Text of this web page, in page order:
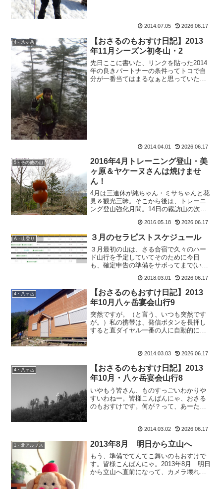
2014.07.05 2026.06.17
4・八ヶ岳
【おさるのもおすけ日記】2013
年11月シーズン初冬山・2
先日ここに書いた、リンクを貼った2014
年の良きパートナーの条件ってトコで自
分が一番当てはまるなぁと思っていた
2014.04.01 2026.06.17
5・その他の山
2016年4月トレーニング登山・美
ヶ原＆ヤケーヌさんは焼けませ
ん！
4月は三連休が純ちゃん・ミサちゃんと花
見＆観光三昧。そこから後は、トレーニ
ング登山強化月間。14日の霧訪山の次の
仕事帰りにラーメン食べに行ったりもし
て。（みゆきんぐもラーメン好き）松本
ではおおぼしが一番...
2016.05.18 2026.06.17
A・山登り ３月のセラピストスケジュール
３月最初の山は、さる合宿で久々のハー
ド山行を予定していてそのために今日
も、確定申告の準備をサボってまで(いい
たというのに。天気悪いって言うんだも
んなぁ。雪崩が怖い季節だから、ムリは
禁物。せめて山が中止な...
2018.03.01 2026.06.17
4・八ヶ岳
【おさるのもおすけ日記】2013
年10月八ヶ岳宴会山行9
突然ですが。（と言う、いつも突然です
が。）私の携帯は、発信ボタンを長押し
すると直ダイヤル一番の人に自動的にか
because何故なら。山で滑落とか道迷い
とか遭難した時に、も：...
2014.03.03 2026.06.17
4・八ヶ岳
【おさるのもおすけ日記】2013
年10月・八ヶ岳宴会山行8
いやもう皆さん、ものすっごいわかりや
すいわねー。皆様こんばんにゃ、おさる
のもおすけです。何が？って、あーた。
クインすることもなかったのに、宴会山
2014.03.02 2026.06.17
1・北アルプス 2013年8月 明日から立山へ
もう、準備でてんてこ舞いのもおすけで
す。皆様こんばんにゃ。2013年8月 明日
から立山へ直前になって、カメラ壊れ